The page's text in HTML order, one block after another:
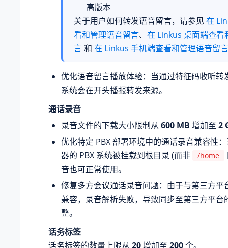
高版本
关于用户如何转发语音留言，请参见 在
看和管理语音留言、 在 Linkus 桌面端查看
言和 在 Linkus 手机端查看和管理语音留言
优化语音留言播放体验：当通过特征码收听转
系统会在开头播报转发来源。
通话录音
录音文件的下载大小限制从 600 MB 增加至 2
优化特定 PBX 部署环境中的通话录音兼容性
器的 PBX 系统被挂载到根目录 (而非
/home
音也可正常使用。
修复多方会议通话录音问题：由于与第三方平
兼容，录音解析失败，导致同步至第三方平台
整。
话务标签
话务标签的数量上限从 20增加至 200个。